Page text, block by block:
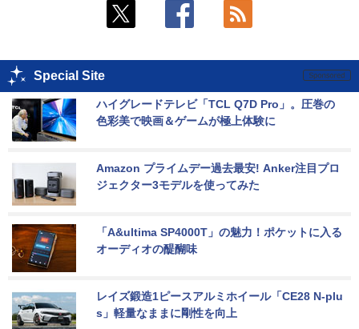
Special Site
ハイグレードテレビ「TCL Q7D Pro」。圧巻の
色彩美で映画＆ゲームが極上体験に
Amazon プライムデー過去最安! Anker注目プロ
ジェクター3モデルを使ってみた
「A&ultima SP4000T」の魅力！ポケットに入る
オーディオの醍醐味
レイズ鍛造1ピースアルミホイール「CE28 N-plu
s」軽量なままに剛性を向上